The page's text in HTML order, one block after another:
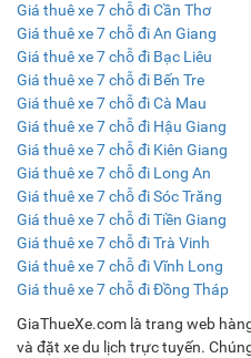
Giá thuê xe 7 chỗ đi Cần Thơ
Giá thuê xe 7 chỗ đi An Giang
Giá thuê xe 7 chỗ đi Bạc Liêu
Giá thuê xe 7 chỗ đi Bến Tre
Giá thuê xe 7 chỗ đi Cà Mau
Giá thuê xe 7 chỗ đi Hậu Giang
Giá thuê xe 7 chỗ đi Kiên Giang
Giá thuê xe 7 chỗ đi Long An
Giá thuê xe 7 chỗ đi Sóc Trăng
Giá thuê xe 7 chỗ đi Tiền Giang
Giá thuê xe 7 chỗ đi Trà Vinh
Giá thuê xe 7 chỗ đi Vĩnh Long
Giá thuê xe 7 chỗ đi Đồng Tháp
GiaThueXe.com là trang web
và đặt xe du lịch trực tuyến.